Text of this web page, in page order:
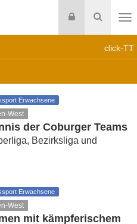
Suche
Login
click-TT
Erwachsene
West
der Coburger Teams
Bezirksliga und
Erwachsene
West
mit kämpferischem